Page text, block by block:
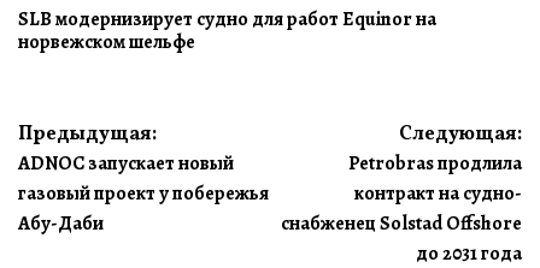
SLB модернизирует судно для работ Equinor на
норвежском шельфе
Навигация
по
записям
Предыдущая:
ADNOC запускает новый
газовый проект у побережья
Абу-Даби
Следующая:
Petrobras продлила
контракт на судно-
снабженец Solstad Offshore
до 2031 года